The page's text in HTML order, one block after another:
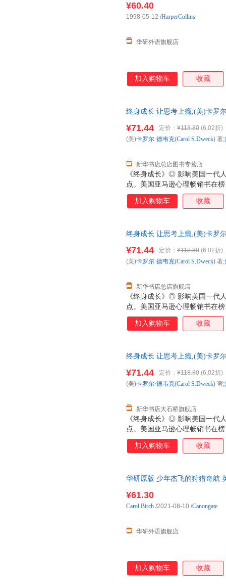
¥60.40
华研外语旗舰店
1998-05-12 /HarperCollins
加入购物车 收藏
终身成长 让思考上瘾,(美)卡罗
日送达！团购优惠咨询：
《终身成长》◎ 影响美国一代
点。美国亚马逊心理畅销书在
日报》热赞，比尔?盖茨撰文
总结数十年研究成果的经典作
¥71.44 定价： ¥118.80 (6.02折)
新华书店总店图书专营店
(美)卡罗尔·德韦克(Carol S.Dweck) 著;
加入购物车 收藏
终身成长 让思考上瘾,(美)卡罗
日送达！团购优惠咨询：
《终身成长》◎ 影响美国一代
点。美国亚马逊心理畅销书在
日报》热赞，比尔?盖茨撰文
总结数十年研究成果的经典作
¥71.44 定价： ¥118.80 (6.02折)
新华书店总店旗舰店
(美)卡罗尔·德韦克(Carol S.Dweck) 著;
加入购物车 收藏
终身成长 让思考上瘾,(美)卡罗
日送达！团购优惠咨询：
《终身成长》◎ 影响美国一代
点。美国亚马逊心理畅销书在
日报》热赞，比尔?盖茨撰文
总结数十年研究成果的经典作
¥71.44 定价： ¥118.80 (6.02折)
新华书店大石桥旗舰店
(美)卡罗尔·德韦克(Carol S.Dweck) 著;
加入购物车 收藏
华研原版 少年杰飞的狩猎奇航
¥61.30
华研外语旗舰店
Carol Birch /2021-08-10 /Canongate
加入购物车 收藏